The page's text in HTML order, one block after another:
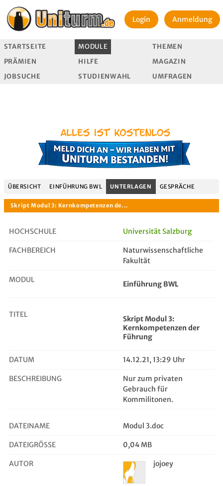
Login Anmeldung
STARTSEITE MODULE
THEMEN
PRÄMIEN
HILFE
MAGAZIN
JOBSUCHE
STUDIENWAHL UMFRAGEN
ÜBERSICHT EINFÜHRUNG BWL UNTERLAGEN GESPRÄCHE
Skript Modul 3: Kernkompetenzen de...
HOCHSCHULE Universität Salzburg
FACHBEREICH
Naturwissenschaftliche
Fakultät
MODUL Einführung BWL
TITEL
Skript Modul 3:
Kernkompetenzen der
Führung
DATUM 14.12.21, 13:29 Uhr
BESCHREIBUNG
Nur zum privaten
Gebrauch für
Kommilitonen.
DATEINAME Modul 3.doc
DATEIGRÖSSE 0,04 MB
AUTOR jojoey